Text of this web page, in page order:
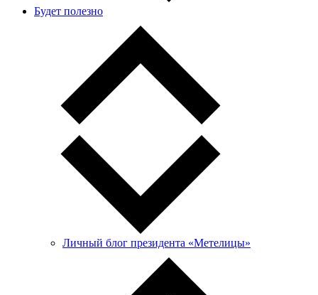
Будет полезно
Личный блог президента «Метелицы»